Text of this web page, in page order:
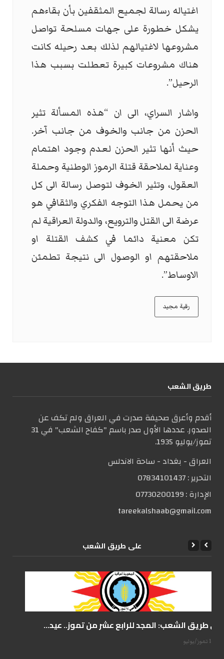
اغتياله رسالة لجميع المثقفين بأن بقاءهم
يشكل خطورة على جهات مسلحة تواصل
مشروعها لاغتيالهم لذلك بعد رحيله كانت
هناك مشروعات كبيرة تعطلت بسبب هذا
الرحيل”.
واشار السراي، الى ان “هذه المسألة تثير
الحزن من جانب والخوف من جانب آخر.
حيث أنها تثير الحزن لعدم وجود اهتمام
وعناية لملاحقة قتلة الرموز الوطنية وحملة
العقول، وتثير الخوف لتوصل رسالة الى كل
من يحمل هذا التوجه الفكري والثقافي هو
عرضة الى القتل والترويع، والدولة العراقية لم
تكن معنية دائما في كشف القتلة او
ملاحقتهم او الوصول الى نتيجة تطمئن
الاوساط”.
رقية مجيد
طریق الشعب
أقدم وأعرق صحيفة صدرت في العراق ولم تكف عن
الصدور. عددها الأول صدر باسم "كفاح الشعب" في 31
تموز/يوليو 1935.
العراق - بغداد - ساحة الاندلس
التحریر :07834101437
الإدارة :07730200199
tareekalshaab@gmail.com
علی طریق الشعب
على طريق الشعب: المجد للرابع عشر من تموز.. عيد...
14 تموز/يوليو